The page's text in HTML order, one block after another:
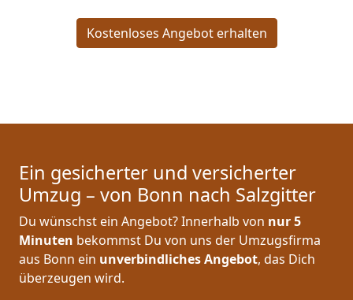
Kostenloses Angebot erhalten
Ein gesicherter und versicherter
Umzug – von Bonn nach Salzgitter
Du wünschst ein Angebot? Innerhalb von nur 5
Minuten bekommst Du von uns der Umzugsfirma
aus Bonn ein unverbindliches Angebot, das Dich
überzeugen wird.